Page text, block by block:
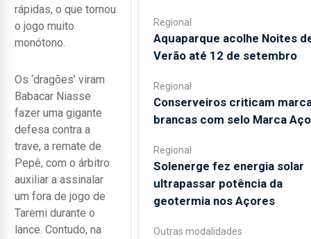
rápidas, o que tornou
o jogo muito
monótono.
Os ‘dragões’ viram
Babacar Niasse
fazer uma gigante
defesa contra a
trave, a remate de
Pepê, com o árbitro
auxiliar a assinalar
um fora de jogo de
Taremi durante o
lance. Contudo, na
Regional
Aquaparque acolhe Noites
Verão até 12 de setembro
Regional
Conserveiros criticam
brancas com selo Marca
Regional
Solenerge fez energia solar
ultrapassar potência da
geotermia nos Açores
Outras modalidades